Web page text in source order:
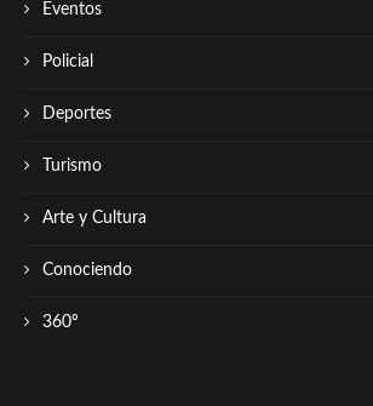
Eventos
Policial
Deportes
Turismo
Arte y Cultura
Conociendo
360º